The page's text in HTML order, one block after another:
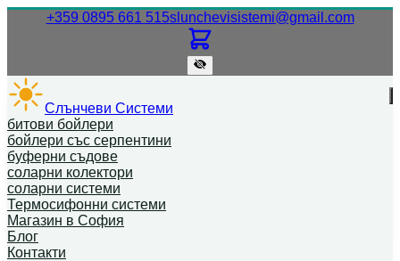
+359 0895 661 515Нашият телефонен номер.
slunchevisistemi@gmail.com
Слънчеви Системи
битови бойлери
бойлери със серпентини
буферни съдове
соларни колектори
соларни системи
Термосифонни системи
Магазин в София
Блог
Контакти